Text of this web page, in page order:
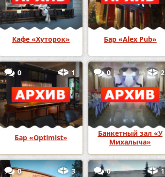
Кафе «Хуторок» Бар «Alex Pub»
0 1
Бар «Optimist»
0 2
Банкетный зал «У
Михалыча»
0 3 0 1